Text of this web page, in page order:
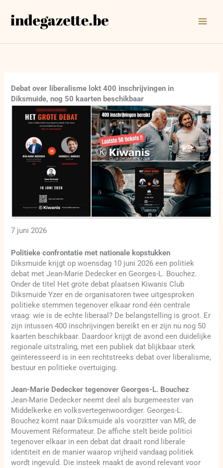
naar
Debat over liberalisme lokt 400 inschrijvingen in
Diksmuide, nog 50 kaarten beschikbaar
7 juni 2026
Politieke confrontatie met nationale kopstukken
Diksmuide krijgt op woensdag 10 juni 2026 een politiek
debat met Jean-Marie Dedecker en Georges-L. Bouchez.
Onder de titel Het grote debat plaatsen Kiwanis Club
Diksmuide Yzer en de organisatoren twee uitgesproken
politieke stemmen tegenover elkaar rond één centrale
vraag: wie is de echte liberaal? De belangstelling is groot. Er
zijn intussen 400 inschrijvingen bereikt en er zijn nu nog 50
kaarten beschikbaar. Daardoor krijgt de avond een duidelijke
regionale uitstraling, met een publiek dat blijkbaar sterk
geïnteresseerd is in een rechtstreeks debat over liberalisme,
bestuur en politieke overtuiging.
Jean-Marie Dedecker tegenover Georges-L. Bouchez
Jean-Marie Dedecker neemt deel als burgemeester van
Middelkerke en volksvertegenwoordiger. Georges-L.
Bouchez komt naar Diksmuide als voorzitter van MR, de
Mouvement Réformateur. De affiche stelt beide politici
tegenover elkaar in een debat dat draait rond liberale
identiteit en de manier waarop vrijheid vandaag politiek
wordt ingevuld. Die insteek maakt de avond relevant voor